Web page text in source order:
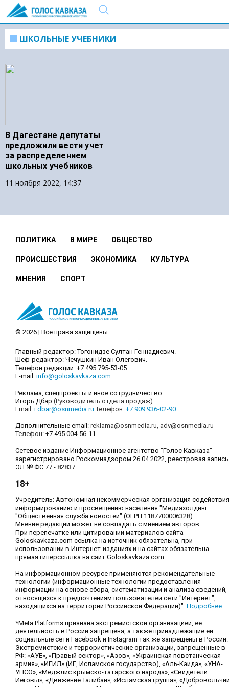
ШКОЛЬНЫЕ УЧЕБНИКИ
В Дагестане депутаты
предложили вести учет
за распределением
школьных учебников
11 ноября 2022, 14:37
ПОЛИТИКА В МИРЕ ОБЩЕСТВО
ПРОИСШЕСТВИЯ ЭКОНОМИКА КУЛЬТУРА
МНЕНИЯ СПОРТ
© 2026 | Все права защищены
Главный редактор: Тогонидзе Султан Геннадиевич.
Шеф-редактор: Чечушкин Иван Олегович.
Телефон редакции: +7 495 795-53-05
E-mail: info@goloskavkaza.com
Реклама, спецпроекты и иное сотрудничество:
Игорь Дбар (Руководитель отдела продаж)
Email: i.dbar@osnmedia.ru Телефон: +7 909 936-02-90
Дополнительные email: reklama@osnmedia.ru, adv@osnmedia.ru
Телефон: +7 495 004-56-11
Сетевое издание Информационное агентство "Голос Кавказа"
зарегистрировано Роскомнадзором 26.04.2022, реестровая запись
ЭЛ № ФС 77 - 82837
18+
Учредитель: Автономная некоммерческая организация содействия
информированию и просвещению населения "Медиахолдинг
"Общественная служба новостей" (ОГРН 1187700006328).
Мнение редакции может не совпадать с мнением авторов.
При перепечатке или цитировании материалов сайта
Goloskavkaza.com ссылка на источник обязательна, при
использовании в Интернет-изданиях и на сайтах обязательна
прямая гиперссылка на сайт Goloskavkaza.com.
На информационном ресурсе применяются рекомендательные
технологии (информационные технологии предоставления
информации на основе сбора, систематизации и анализа сведений,
относящихся к предпочтениям пользователей сети "Интернет",
находящихся на территории Российской Федерации)". Подробнее.
*Meta Platforms признана экстремистской организацией, её
деятельность в России запрещена, а также принадлежащие ей
социальные сети Facebook и Instagram так же запрещены в России.
Экстремистские и террористические организации, запрещенные в
РФ: «АУЕ», «Правый сектор», «Азов», «Украинская повстанческая
армия», «ИГИЛ» (ИГ, Исламское государство), «Аль-Каида», «УНА-
УНСО», «Меджлис крымско-татарского народа», «Свидетели
Иеговы», «Движение Талибан», «Исламская группа»,